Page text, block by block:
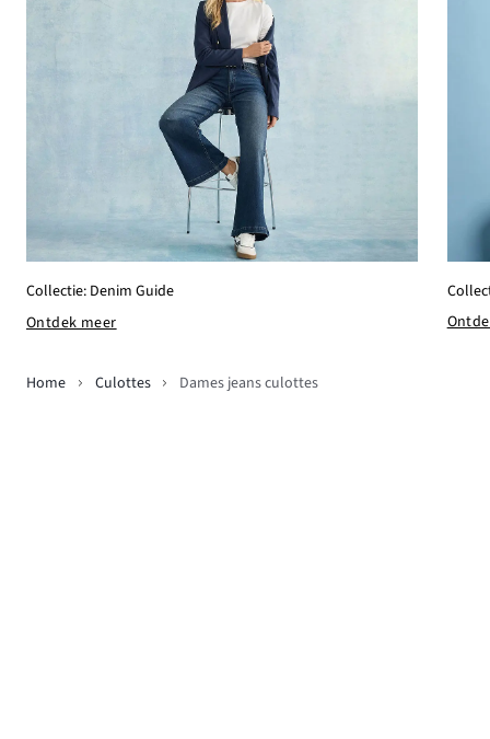
Collectie: Denim Guide
Ontdek meer
Home Culottes Dames jeans culottes